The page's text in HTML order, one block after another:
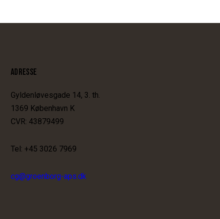
ADRESSE
Gyldenløvesgade 14, 3. th.
1369 København K
CVR: 43879499
Tel: +45 3026 7969
cg@groenborg-aps.dk